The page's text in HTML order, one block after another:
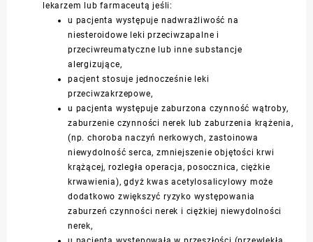
lekarzem lub farmaceutą jeśli:
u pacjenta występuje nadwrażliwość na
niesteroidowe leki przeciwzapalne i
przeciwreumatyczne lub inne substancje
alergizujące,
pacjent stosuje jednocześnie leki
przeciwzakrzepowe,
u pacjenta występuje zaburzona czynność wątroby,
zaburzenie czynności nerek lub zaburzenia krążenia,
(np. choroba naczyń nerkowych, zastoinowa
niewydolność serca, zmniejszenie objętości krwi
krążącej, rozległa operacja, posocznica, ciężkie
krwawienia), gdyż kwas acetylosalicylowy może
dodatkowo zwiększyć ryzyko występowania
zaburzeń czynności nerek i ciężkiej niewydolności
nerek,